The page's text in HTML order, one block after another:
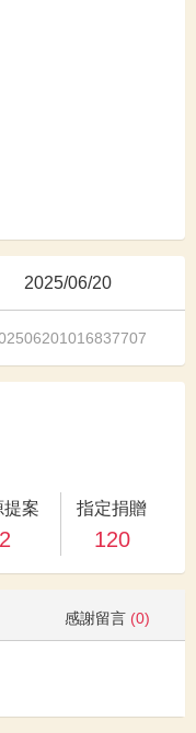
2025/06/20
提案
2
指定捐贈
120
感謝留言 (0)